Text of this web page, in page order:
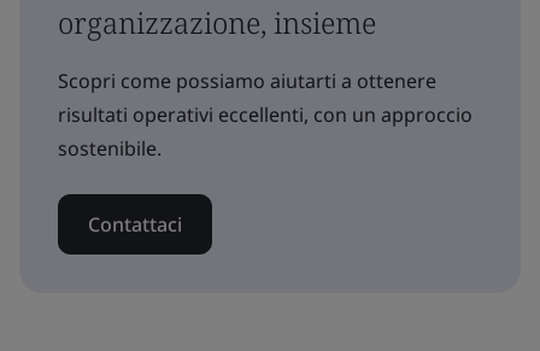
organizzazione, insieme
Scopri come possiamo aiutarti a ottenere
risultati operativi eccellenti, con un approccio
sostenibile.
Contattaci